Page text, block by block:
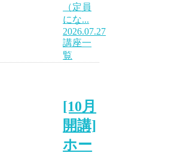
（定員
にな...
2026.07.27
講座一
覧
[10月
開講]
ホー